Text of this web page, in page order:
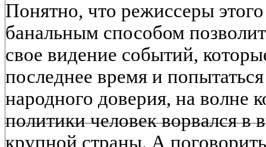
Понятно, что режиссеры
банальным способом
свое видение событий,
последнее время и
народного доверия, на волне
политики человек ворвался
крупной страны. А